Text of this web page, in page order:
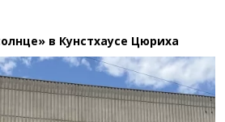
в Кунстхаусе Цюриха